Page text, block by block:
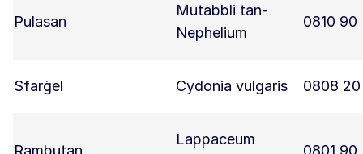
Pulasan
Mutabbli tan-
Nephelium
0810 90
Sfarġel Cydonia vulgaris 0808 20
Rambutan
Lappaceum
0801 90